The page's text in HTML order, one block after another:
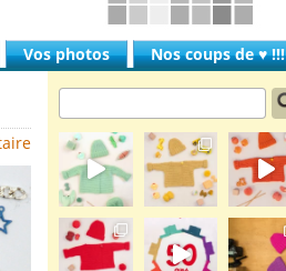
Vos photos Nos coups de ♥ !!!